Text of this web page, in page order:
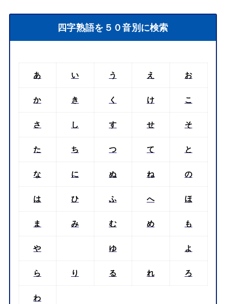
四字熟語を５０音別に検索
あ い う え お
か き く け こ
さ し す せ そ
た ち つ て と
な に ぬ ね の
は ひ ふ へ ほ
ま み む め も
や ゆ よ
ら り る れ ろ
わ